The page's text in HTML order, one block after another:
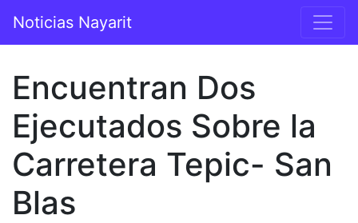
Navegación principal
Noticias Nayarit
Encuentran Dos
Ejecutados Sobre la
Carretera Tepic- San
Blas